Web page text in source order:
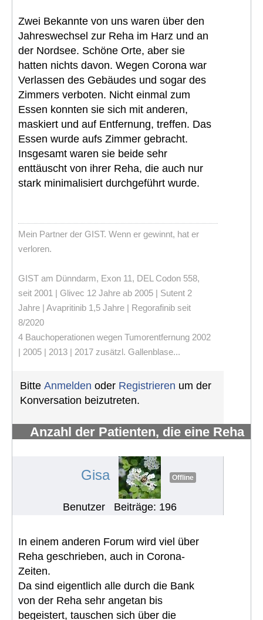
Zwei Bekannte von uns waren über den
Jahreswechsel zur Reha im Harz und an
der Nordsee. Schöne Orte, aber sie
hatten nichts davon. Wegen Corona war
Verlassen des Gebäudes und sogar des
Zimmers verboten. Nicht einmal zum
Essen konnten sie sich mit anderen,
maskiert und auf Entfernung, treffen. Das
Essen wurde aufs Zimmer gebracht.
Insgesamt waren sie beide sehr
enttäuscht von ihrer Reha, die auch nur
stark minimalisiert durchgeführt wurde.
Mein Partner der GIST. Wenn er gewinnt, hat er
verloren.
GIST am Dünndarm, Exon 11, DEL Codon 558,
seit 2001 | Glivec 12 Jahre ab 2005 | Sutent 2
Jahre | Avapritinib 1,5 Jahre | Regorafinib seit
8/2020
4 Bauchoperationen wegen Tumorentfernung 2002
| 2005 | 2013 | 2017 zusätzl. Gallenblase...
Bitte Anmelden oder Registrieren um der
Konversation beizutreten.
Anzahl der Patienten, die eine Reha
Gisa Offline
Benutzer Beiträge: 196
In einem anderen Forum wird viel über
Reha geschrieben, auch in Corona-
Zeiten.
Da sind eigentlich alle durch die Bank
von der Reha sehr angetan bis
begeistert, tauschen sich über die